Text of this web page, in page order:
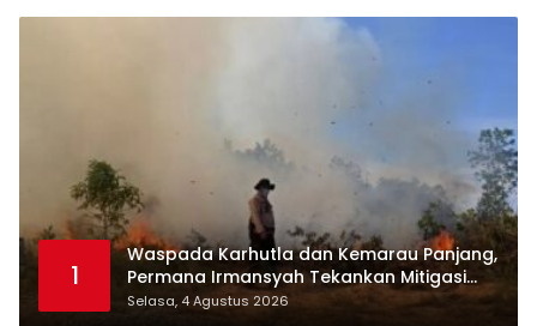
1
Waspada Karhutla dan Kemarau Panjang,
Permana Irmansyah Tekankan Mitigasi
Berbasis Komunitas
Selasa, 4 Agustus 2026